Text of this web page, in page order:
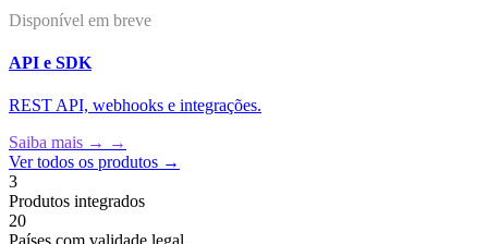
Disponível em breve
API e SDK
REST API, webhooks e integrações.
Saiba mais → →
Ver todos os produtos →
3
Produtos integrados
20